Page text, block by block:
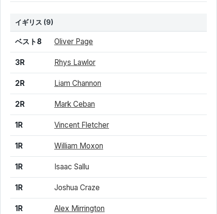
イギリス (9)
結果 シード 選手名
ベスト8 Oliver Page
3R Rhys Lawlor
2R Liam Channon
2R Mark Ceban
1R Vincent Fletcher
1R William Moxon
1R Isaac Sallu
1R Joshua Craze
1R Alex Mirrington